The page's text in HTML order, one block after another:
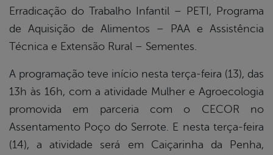
Erradicação do Trabalho Infantil – PETI, Programa
de Aquisição de Alimentos – PAA e Assistência
Técnica e Extensão Rural – Sementes.
A programação teve início nesta terça-feira (13), das
13h às 16h, com a atividade Mulher e Agroecologia
promovida em parceria com o CECOR no
Assentamento Poço do Serrote. E nesta terça-feira
(14), a atividade será em Caiçarinha da Penha,